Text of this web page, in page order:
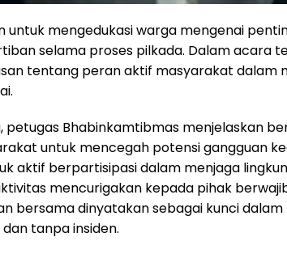
untuk mengedukasi warga mengenai
selama proses pilkada. Dalam acara
tentang peran aktif masyarakat dalam
petugas Bhabinkamtibmas menjelaskan
untuk mencegah potensi gangguan
aktif berpartisipasi dalam menjaga
mencurigakan kepada pihak
bersama dinyatakan sebagai kunci
tanpa insiden.